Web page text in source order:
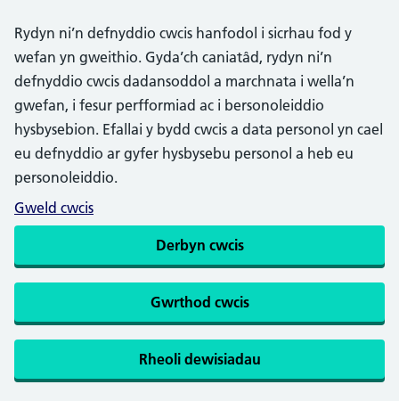
Rydyn ni’n defnyddio cwcis hanfodol i sicrhau fod y
wefan yn gweithio. Gyda’ch caniatâd, rydyn ni’n
defnyddio cwcis dadansoddol a marchnata i wella’n
gwefan, i fesur perfformiad ac i bersonoleiddio
hysbysebion. Efallai y bydd cwcis a data personol yn cael
eu defnyddio ar gyfer hysbysebu personol a heb eu
personoleiddio.
Gweld cwcis
Derbyn cwcis
Gwrthod cwcis
Rheoli dewisiadau